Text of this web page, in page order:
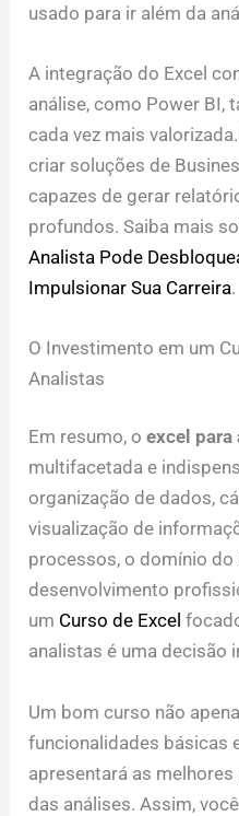
usado para ir além da
A integração do Excel
análise, como Power BI,
cada vez mais
criar soluções de
capazes de gerar
profundos. Saiba mais
Analista Pode
Impulsionar Sua Carreira.
O Investimento em um
Analistas
Em resumo, oexcel para
multifacetada e
organização de dados,
visualização de
processos, o domínio do
desenvolvimento
um Curso de Excel
analistas é uma decisão
Um bom curso não
funcionalidades básicas
apresentará as
das análises. Assim,